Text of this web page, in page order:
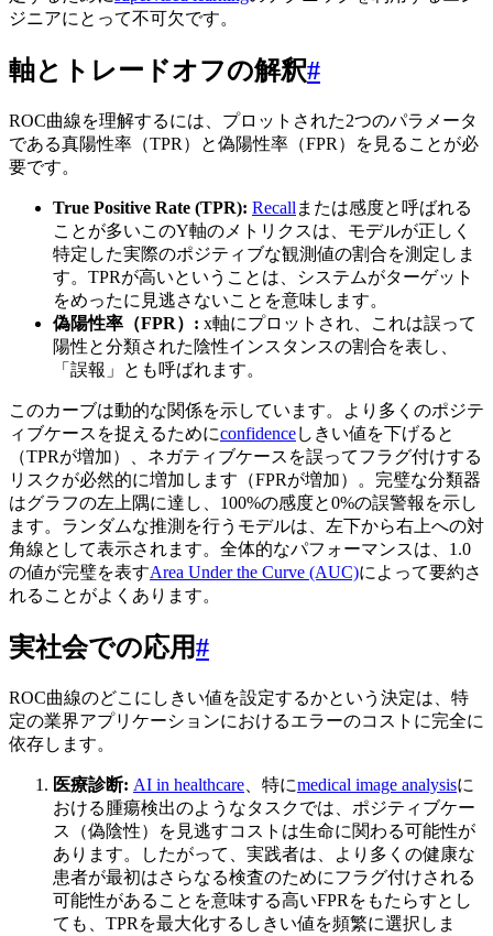
ジニアにとって不可欠です。
軸とトレードオフの解釈#
ROC曲線を理解するには、プロットされた2つのパラメータ
である真陽性率（TPR）と偽陽性率（FPR）を見ることが必
要です。
True Positive Rate (TPR): Recall または感度と呼ばれる
ことが多いこのY軸のメトリクスは、モデルが正しく
特定した実際のポジティブな観測値の割合を測定しま
す。TPRが高いということは、システムがターゲット
をめったに見逃さないことを意味します。
偽陽性率（FPR）: x軸にプロットされ、これは誤って
陽性と分類された陰性インスタンスの割合を表し、
「誤報」とも呼ばれます。
このカーブは動的な関係を示しています。より多くのポジテ
ィブケースを捉えるためにconfidenceしきい値を下げると
（TPRが増加）、ネガティブケースを誤ってフラグ付けする
リスクが必然的に増加します（FPRが増加）。完璧な分類器
はグラフの左上隅に達し、100%の感度と0%の誤警報を示し
ます。ランダムな推測を行うモデルは、左下から右上への対
角線として表示されます。全体的なパフォーマンスは、1.0
の値が完璧を表すArea Under the Curve (AUC)によって要約さ
れることがよくあります。
実社会での応用#
ROC曲線のどこにしきい値を設定するかという決定は、特
定の業界アプリケーションにおけるエラーのコストに完全に
依存します。
医療診断: AI in healthcare 、特にmedical image analysisに
おける腫瘍検出のようなタスクでは、ポジティブケー
ス（偽陰性）を見逃すコストは生命に関わる可能性が
あります。したがって、実践者は、より多くの健康な
患者が最初はさらなる検査のためにフラグ付けされる
可能性があることを意味する高いFPRをもたらすとし
ても、TPRを最大化するしきい値を頻繁に選択しま